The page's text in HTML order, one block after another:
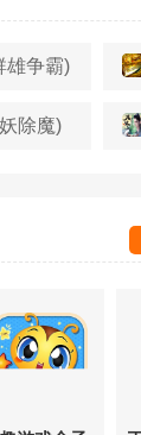
雄争霸)
除魔)